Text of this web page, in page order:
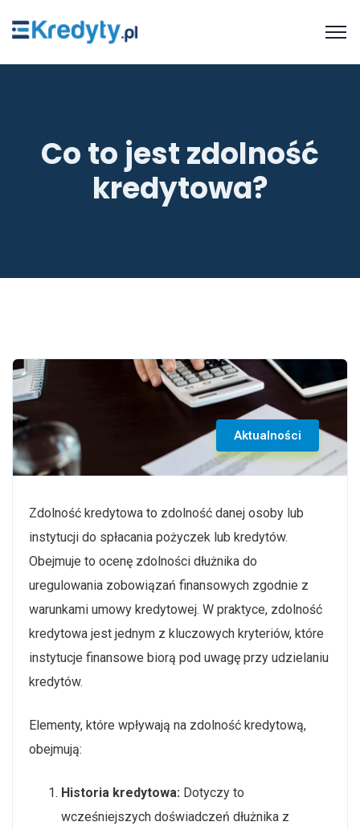
Co to jest zdolność
kredytowa?
Aktualności
Zdolność kredytowa to zdolność danej osoby lub
instytucji do spłacania pożyczek lub kredytów.
Obejmuje to ocenę zdolności dłużnika do
uregulowania zobowiązań finansowych zgodnie z
warunkami umowy kredytowej. W praktyce, zdolność
kredytowa jest jednym z kluczowych kryteriów, które
instytucje finansowe biorą pod uwagę przy udzielaniu
kredytów.
Elementy, które wpływają na zdolność kredytową,
obejmują:
Historia kredytowa: Dotyczy to
wcześniejszych doświadczeń dłużnika z